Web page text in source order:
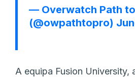
— Overwatch Path
(@owpathtopro)
A equipa Fusion University,